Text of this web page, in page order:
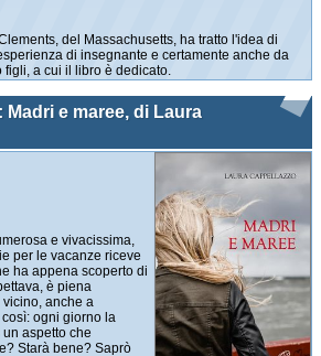
del Massachusetts, ha tratto l'idea di
di insegnante e certamente anche da
a cui il libro è dedicato.
Madri e maree, di Laura
e vivacissima,
per le vacanze riceve
ha appena scoperto di
è piena
anche a
ogni giorno la
aspetto che
Starà bene? Saprò